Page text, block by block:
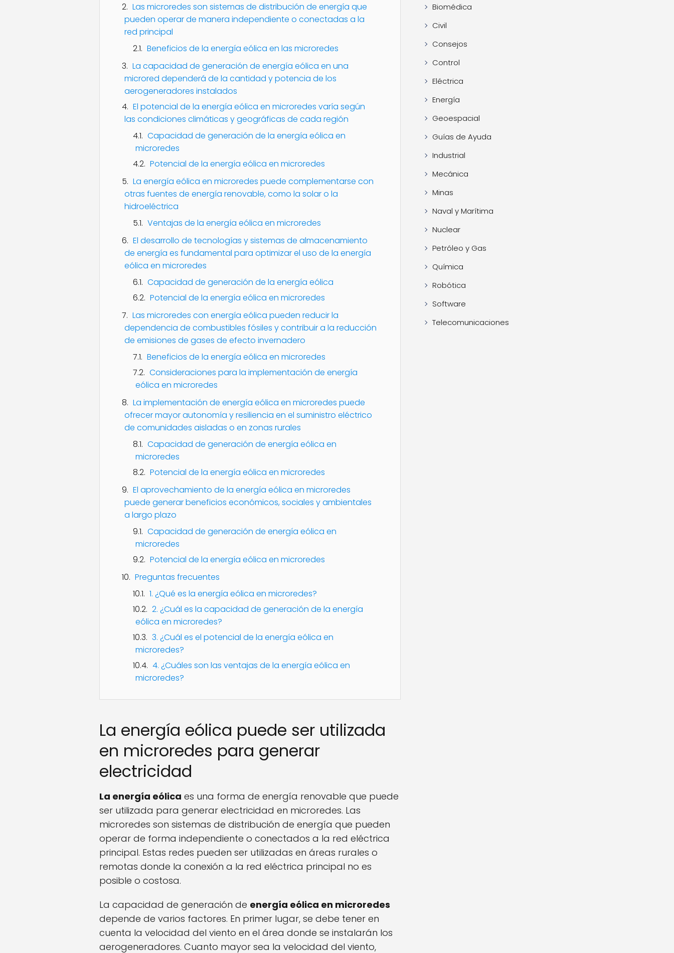
Las microredes son sistemas de distribución de energía que
pueden operar de manera independiente o conectadas a la
red principal
Beneficios de la energía eólica en las microredes
La capacidad de generación de energía eólica en una
microred dependerá de la cantidad y potencia de los
aerogeneradores instalados
El potencial de la energía eólica en microredes varía según
las condiciones climáticas y geográficas de cada región
Capacidad de generación de la energía eólica en
microredes
Potencial de la energía eólica en microredes
La energía eólica en microredes puede complementarse con
otras fuentes de energía renovable, como la solar o la
hidroeléctrica
Ventajas de la energía eólica en microredes
El desarrollo de tecnologías y sistemas de almacenamiento
de energía es fundamental para optimizar el uso de la energía
eólica en microredes
Capacidad de generación de la energía eólica
Potencial de la energía eólica en microredes
Las microredes con energía eólica pueden reducir la
dependencia de combustibles fósiles y contribuir a la reducción
de emisiones de gases de efecto invernadero
Beneficios de la energía eólica en microredes
Consideraciones para la implementación de energía
eólica en microredes
La implementación de energía eólica en microredes puede
ofrecer mayor autonomía y resiliencia en el suministro eléctrico
de comunidades aisladas o en zonas rurales
Capacidad de generación de energía eólica en
microredes
Potencial de la energía eólica en microredes
El aprovechamiento de la energía eólica en microredes
puede generar beneficios económicos, sociales y ambientales
a largo plazo
Capacidad de generación de energía eólica en
microredes
Potencial de la energía eólica en microredes
Preguntas frecuentes
1. ¿Qué es la energía eólica en microredes?
2. ¿Cuál es la capacidad de generación de la energía
eólica en microredes?
3. ¿Cuál es el potencial de la energía eólica en
microredes?
4. ¿Cuáles son las ventajas de la energía eólica en
microredes?
La energía eólica puede ser utilizada
en microredes para generar
electricidad
La energía eólica es una forma de energía renovable que puede
ser utilizada para generar electricidad en microredes. Las
microredes son sistemas de distribución de energía que pueden
operar de forma independiente o conectados a la red eléctrica
principal. Estas redes pueden ser utilizadas en áreas rurales o
remotas donde la conexión a la red eléctrica principal no es
posible o costosa.
La capacidad de generación de energía eólica en microredes
depende de varios factores. En primer lugar, se debe tener en
cuenta la velocidad del viento en el área donde se instalarán los
aerogeneradores. Cuanto mayor sea la velocidad del viento,
Biomédica
Civil
Consejos
Control
Eléctrica
Energía
Geoespacial
Guías de Ayuda
Industrial
Mecánica
Minas
Naval y Marítima
Nuclear
Petróleo y Gas
Química
Robótica
Software
Telecomunicaciones